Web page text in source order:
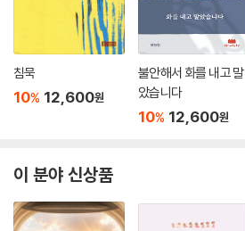
침묵
10% 12,600원
불안해서 화를 내고 말
았습니다
10% 12,600원
이 분야 신상품